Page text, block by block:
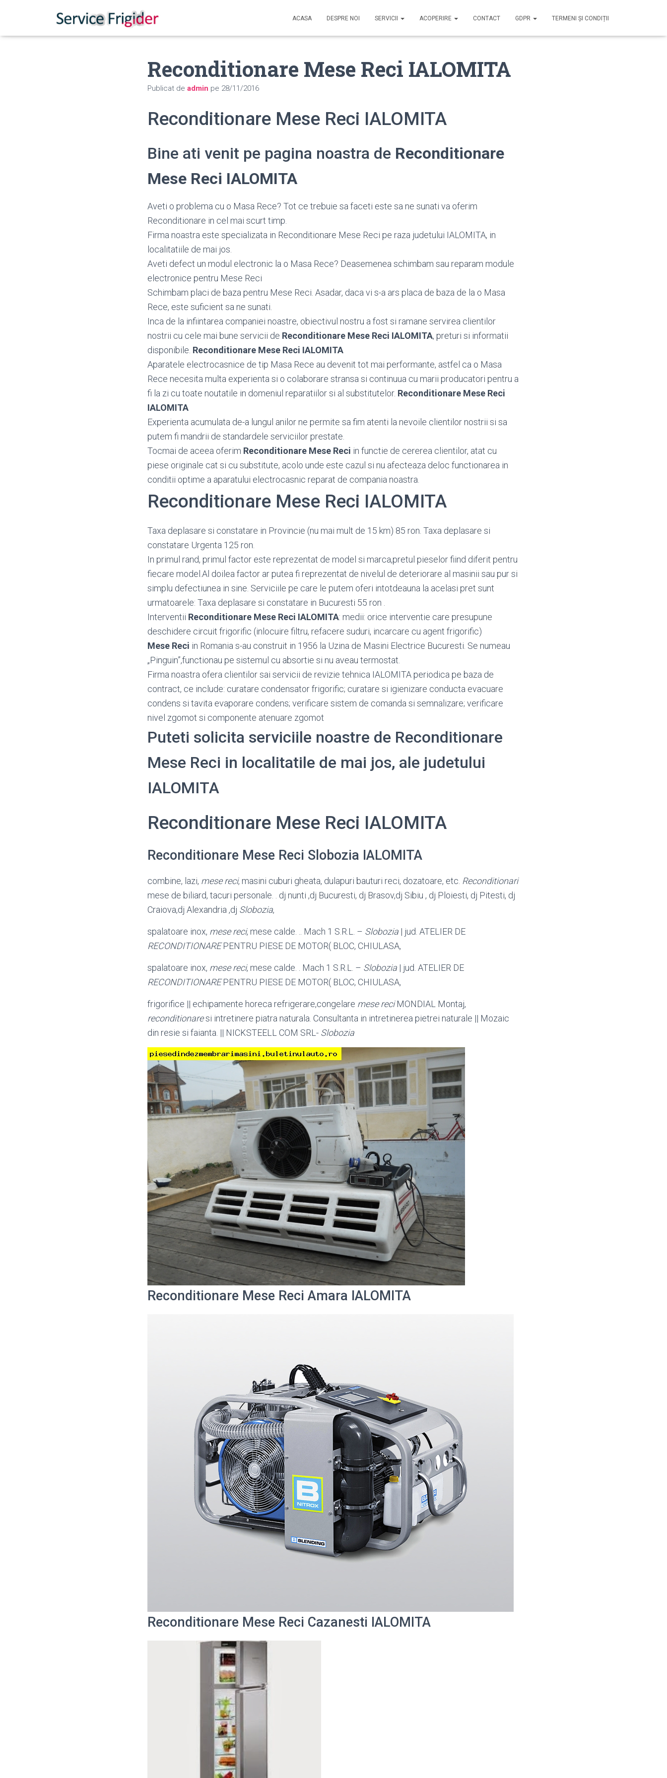
ACASA DESPRE NOI SERVICII ACOPERIRE CONTACT GDPR TERMENI ȘI CONDIȚII
Reconditionare Mese Reci IALOMITA
Publicat de admin pe 28/11/2016
Reconditionare Mese Reci IALOMITA
Bine ati venit pe pagina noastra de Reconditionare
Mese Reci IALOMITA
Aveti o problema cu o Masa Rece? Tot ce trebuie sa faceti este sa ne sunati va oferim
Reconditionare in cel mai scurt timp.
Firma noastra este specializata in Reconditionare Mese Reci pe raza judetului IALOMITA, in
localitatiile de mai jos.
Aveti defect un modul electronic la o Masa Rece? Deasemenea schimbam sau reparam module
electronice pentru Mese Reci
Schimbam placi de baza pentru Mese Reci. Asadar, daca vi s-a ars placa de baza de la o Masa
Rece, este suficient sa ne sunati.
Inca de la infiintarea companiei noastre, obiectivul nostru a fost si ramane servirea clientilor
nostrii cu cele mai bune servicii de Reconditionare Mese Reci IALOMITA, preturi si informatii
disponibile. Reconditionare Mese Reci IALOMITA
Aparatele electrocasnice de tip Masa Rece au devenit tot mai performante, astfel ca o Masa
Rece necesita multa experienta si o colaborare stransa si continuua cu marii producatori pentru a
fi la zi cu toate noutatile in domeniul reparatiilor si al substitutelor. Reconditionare Mese Reci
IALOMITA
Experienta acumulata de-a lungul anilor ne permite sa fim atenti la nevoile clientilor nostrii si sa
putem fi mandrii de standardele serviciilor prestate.
Tocmai de aceea oferim Reconditionare Mese Reci in functie de cererea clientilor, atat cu
piese originale cat si cu substitute, acolo unde este cazul si nu afecteaza deloc functionarea in
conditii optime a aparatului electrocasnic reparat de compania noastra.
Reconditionare Mese Reci IALOMITA
Taxa deplasare si constatare in Provincie (nu mai mult de 15 km) 85 ron. Taxa deplasare si
constatare Urgenta 125 ron.
In primul rand, primul factor este reprezentat de model si marca,pretul pieselor fiind diferit pentru
fiecare model.Al doilea factor ar putea fi reprezentat de nivelul de deteriorare al masinii sau pur si
simplu defectiunea in sine. Serviciile pe care le putem oferi intotdeauna la acelasi pret sunt
urmatoarele: Taxa deplasare si constatare in Bucuresti 55 ron .
Interventii Reconditionare Mese Reci IALOMITA: medii: orice interventie care presupune
deschidere circuit frigorific (inlocuire filtru, refacere suduri, incarcare cu agent frigorific)
Mese Reci in Romania s-au construit in 1956 la Uzina de Masini Electrice Bucuresti. Se numeau
„Pinguin”,functionau pe sistemul cu absortie si nu aveau termostat.
Firma noastra ofera clientilor sai servicii de revizie tehnica IALOMITA periodica pe baza de
contract, ce include: curatare condensator frigorific; curatare si igienizare conducta evacuare
condens si tavita evaporare condens; verificare sistem de comanda si semnalizare; verificare
nivel zgomot si componente atenuare zgomot
Puteti solicita serviciile noastre de Reconditionare
Mese Reci in localitatile de mai jos, ale judetului
IALOMITA
Reconditionare Mese Reci IALOMITA
Reconditionare Mese Reci Slobozia IALOMITA
combine, lazi, mese reci, masini cuburi gheata, dulapuri bauturi reci, dozatoare, etc. Reconditionari
mese de biliard, tacuri personale. . dj nunti ,dj Bucuresti, dj Brasov,dj Sibiu , dj Ploiesti, dj Pitesti, dj
Craiova,dj Alexandria ,dj Slobozia,
spalatoare inox, mese reci, mese calde. .. Mach 1 S.R.L. – Slobozia | jud. ATELIER DE
RECONDITIONAREPENTRU PIESE DE MOTOR( BLOC, CHIULASA,
spalatoare inox, mese reci, mese calde. . Mach 1 S.R.L. – Slobozia | jud. ATELIER DE
RECONDITIONAREPENTRU PIESE DE MOTOR( BLOC, CHIULASA,
frigorifice || echipamente horeca refrigerare,congelare mese reciMONDIAL Montaj,
reconditionaresi intretinere piatra naturala. Consultanta in intretinerea pietrei naturale || Mozaic
din resie si faianta. || NICKSTEELL COM SRL- Slobozia
Reconditionare Mese Reci Amara IALOMITA
Reconditionare Mese Reci Cazanesti IALOMITA